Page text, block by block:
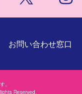
お問い合わせ窓口
。
Reserved.